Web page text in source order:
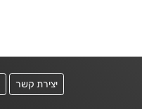
יצירת קשר